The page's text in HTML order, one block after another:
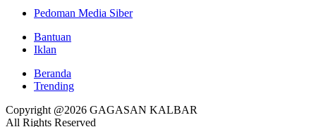
Pedoman Media Siber
Bantuan
Iklan
Beranda
Trending
Copyright @2026 GAGASAN KALBAR
All Rights Reserved